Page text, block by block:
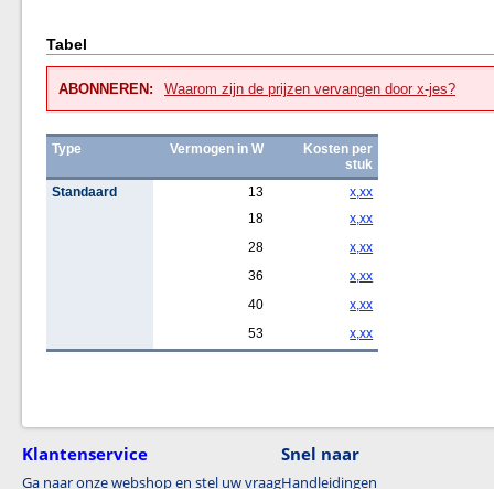
Tabel
ABONNEREN: Waarom zijn de prijzen vervangen door x-jes?
Type Vermogen in W
Kosten per
stuk
Standaard
13
x,xx
18
x,xx
28
x,xx
36
x,xx
40
x,xx
53
x,xx
Klantenservice
Ga naar onze webshop en stel uw vraag
Snel naar
Handleidingen